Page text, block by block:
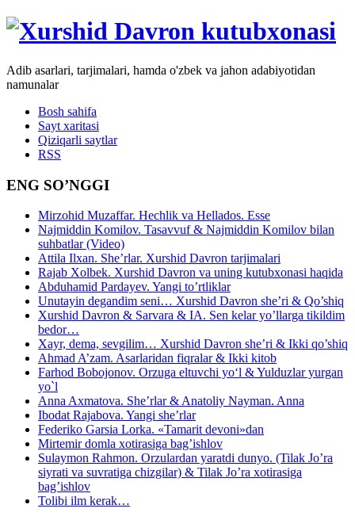
Adib asarlari, tarjimalari, hamda o'zbek va jahon adabiyotidan
namunalar
Bosh sahifa
Sayt xaritasi
Qiziqarli saytlar
RSS
ENG SO’NGGI
Mirzohid Muzaffar. Hechlik va Hellados. Esse
Najmiddin Komilov. Tasavvuf & Najmiddin Komilov bilan
suhbatlar (Video)
Attila Ilxan. She’rlar. Xurshid Davron tarjimalari
Rajab Xolbek. Xurshid Davron va uning kutubxonasi haqida
Abduhamid Pardayev. Yangi to’rtliklar
Unutayin degandim seni… Xurshid Davron she’ri & Qo’shiq
Xurshid Davron & Sarvara & IA. Sen kelar yo’llarga tikildim
bedor…
Xayr, dema, sevgilim… Xurshid Davron she’ri & Ikki qo’shiq
Ahmad A’zam. Asarlaridan fiqralar & Ikki kitob
Farhod Bobojonov. Orzuga eltuvchi yo‘l & Yulduzlar yurgan
yo`l
Anna Axmatova. She’rlar & Anatoliy Nayman. Anna
Ibodat Rajabova. Yangi she’rlar
Federiko Garsia Lorka. «Tamarit devoni»dan
Mirtemir domla xotirasiga bag’ishlov
Sulaymon Rahmon. Orzulardan yaratdi dunyo. (Tilak Jo’ra
siyrati va suvratiga chizgilar) & Tilak Jo’ra xotirasiga
bag’ishlov
Tolibi ilm kerak…